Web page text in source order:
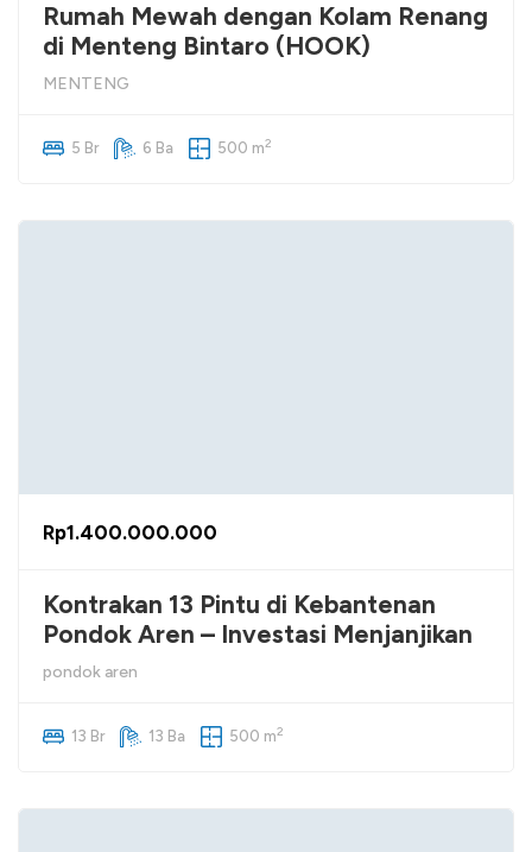
Rumah Mewah dengan Kolam Renang
di Menteng Bintaro (HOOK)
MENTENG
5 Br 6 Ba 500 m2
Rp1.400.000.000
Kontrakan 13 Pintu di Kebantenan
Pondok Aren – Investasi Menjanjikan
pondok aren
13 Br 13 Ba 500 m2